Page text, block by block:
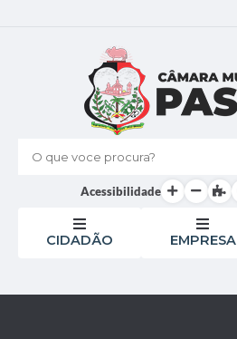
O que voce procura?
Acessibilidade
CIDADÃO EMPRESA